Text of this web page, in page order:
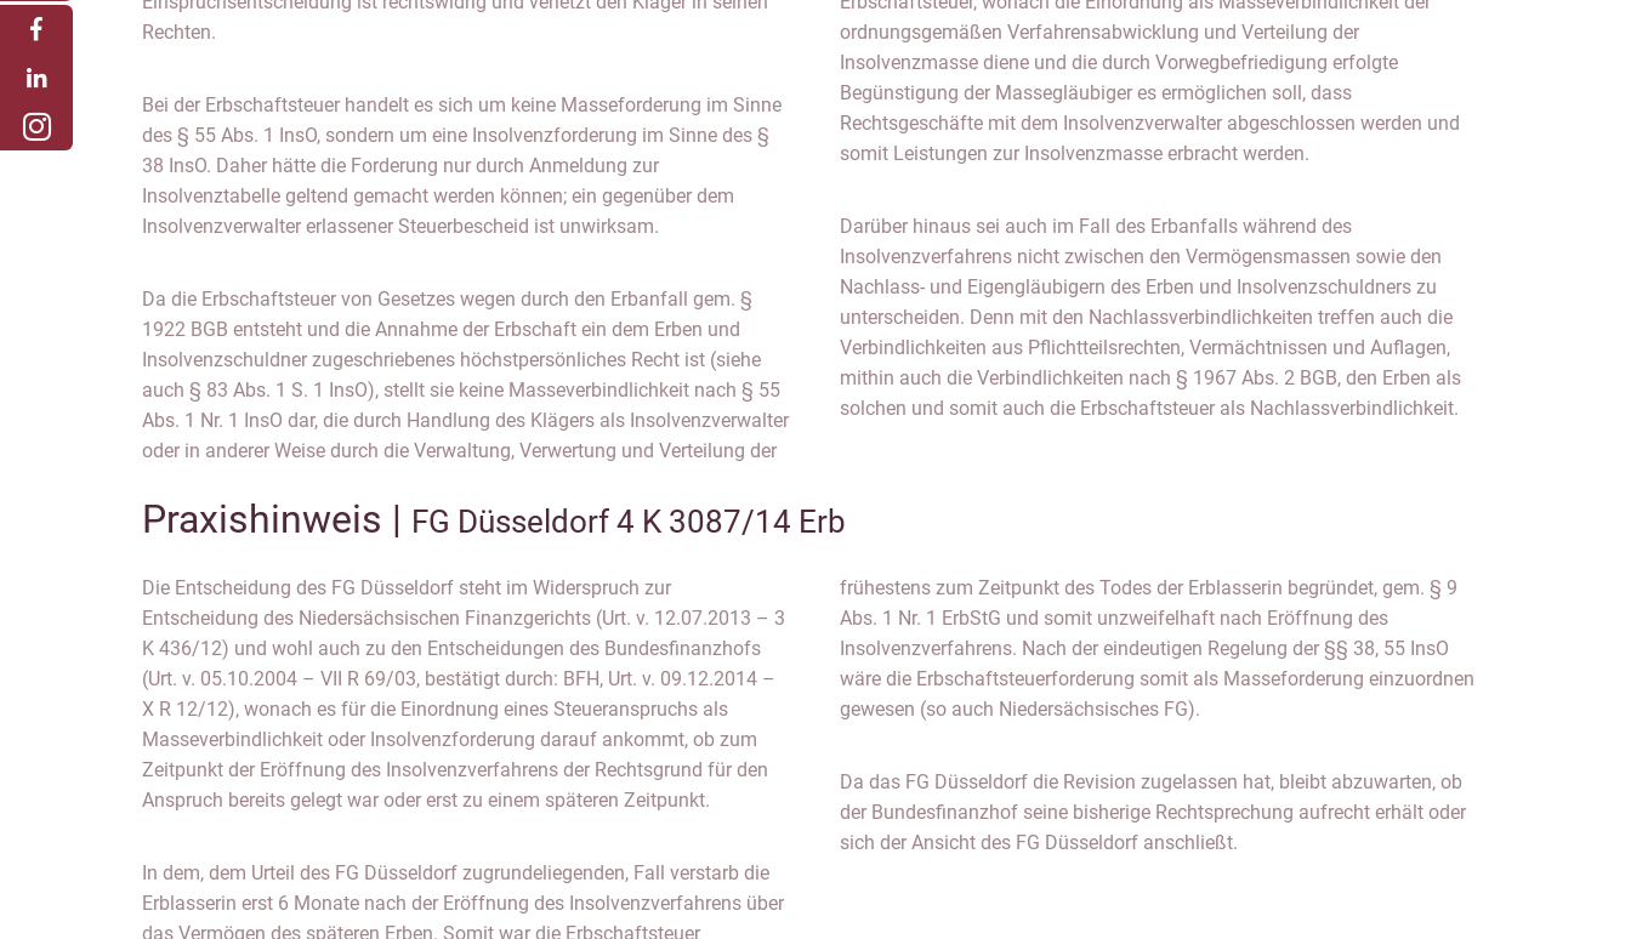
Rechten.
Bei der Erbschaftsteuer handelt es sich um keine Masseforderung im Sinne
des § 55 Abs. 1 InsO, sondern um eine Insolvenzforderung im Sinne des §
38 InsO. Daher hätte die Forderung nur durch Anmeldung zur
Insolvenztabelle geltend gemacht werden können; ein gegenüber dem
Insolvenzverwalter erlassener Steuerbescheid ist unwirksam.
Da die Erbschaftsteuer von Gesetzes wegen durch den Erbanfall gem. §
1922 BGB entsteht und die Annahme der Erbschaft ein dem Erben und
Insolvenzschuldner zugeschriebenes höchstpersönliches Recht ist (siehe
auch § 83 Abs. 1 S. 1 InsO), stellt sie keine Masseverbindlichkeit nach § 55
Abs. 1 Nr. 1 InsO dar, die durch Handlung des Klägers als Insolvenzverwalter
oder in anderer Weise durch die Verwaltung, Verwertung und Verteilung der
ordnungsgemäßen Verfahrensabwicklung und Verteilung der
Insolvenzmasse diene und die durch Vorwegbefriedigung erfolgte
Begünstigung der Massegläubiger es ermöglichen soll, dass
Rechtsgeschäfte mit dem Insolvenzverwalter abgeschlossen werden und
somit Leistungen zur Insolvenzmasse erbracht werden.
Darüber hinaus sei auch im Fall des Erbanfalls während des
Insolvenzverfahrens nicht zwischen den Vermögensmassen sowie den
Nachlass- und Eigengläubigern des Erben und Insolvenzschuldners zu
unterscheiden. Denn mit den Nachlassverbindlichkeiten treffen auch die
Verbindlichkeiten aus Pflichtteilsrechten, Vermächtnissen und Auflagen,
mithin auch die Verbindlichkeiten nach § 1967 Abs. 2 BGB, den Erben als
solchen und somit auch die Erbschaftsteuer als Nachlassverbindlichkeit.
Praxishinweis | FG Düsseldorf 4 K 3087/14 Erb
Die Entscheidung des FG Düsseldorf steht im Widerspruch zur
Entscheidung des Niedersächsischen Finanzgerichts (Urt. v. 12.07.2013 – 3
K 436/12) und wohl auch zu den Entscheidungen des Bundesfinanzhofs
(Urt. v. 05.10.2004 – VII R 69/03, bestätigt durch: BFH, Urt. v. 09.12.2014 –
X R 12/12), wonach es für die Einordnung eines Steueranspruchs als
Masseverbindlichkeit oder Insolvenzforderung darauf ankommt, ob zum
Zeitpunkt der Eröffnung des Insolvenzverfahrens der Rechtsgrund für den
Anspruch bereits gelegt war oder erst zu einem späteren Zeitpunkt.
In dem, dem Urteil des FG Düsseldorf zugrundeliegenden, Fall verstarb die
Erblasserin erst 6 Monate nach der Eröffnung des Insolvenzverfahrens über
das Vermögen des späteren Erben. Somit war die Erbschaftsteuer
frühestens zum Zeitpunkt des Todes der Erblasserin begründet, gem. § 9
Abs. 1 Nr. 1 ErbStG und somit unzweifelhaft nach Eröffnung des
Insolvenzverfahrens. Nach der eindeutigen Regelung der §§ 38, 55 InsO
wäre die Erbschaftsteuerforderung somit als Masseforderung einzuordnen
gewesen (so auch Niedersächsisches FG).
Da das FG Düsseldorf die Revision zugelassen hat, bleibt abzuwarten, ob
der Bundesfinanzhof seine bisherige Rechtsprechung aufrecht erhält oder
sich der Ansicht des FG Düsseldorf anschließt.